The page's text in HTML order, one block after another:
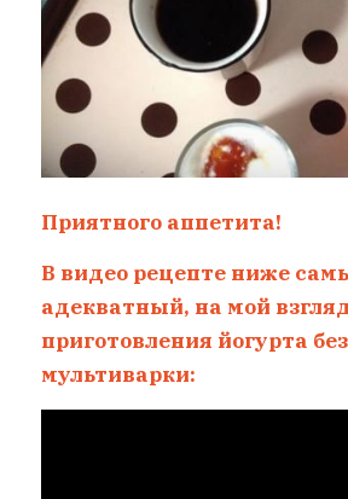
Приятного аппетита!
В видео рецепте ниже
адекватный, на мой
приготовления йогурта без
мультиварки: